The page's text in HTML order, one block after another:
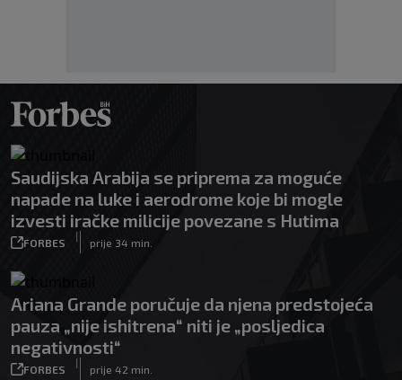
Saudijska Arabija se priprema za moguće
napade na luke i aerodrome koje bi mogle
izvesti iračke milicije povezane s Hutima
FORBES
|
prije 34 min.
Ariana Grande poručuje da njena predstojeća
pauza „nije ishitrena“ niti je „posljedica
negativnosti“
FORBES
|
prije 42 min.